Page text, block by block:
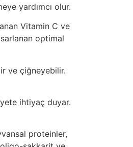
yardımcı olur.
Vitamin C ve
optimal
ve çiğneyebilir.
ihtiyaç duyar.
proteinler,